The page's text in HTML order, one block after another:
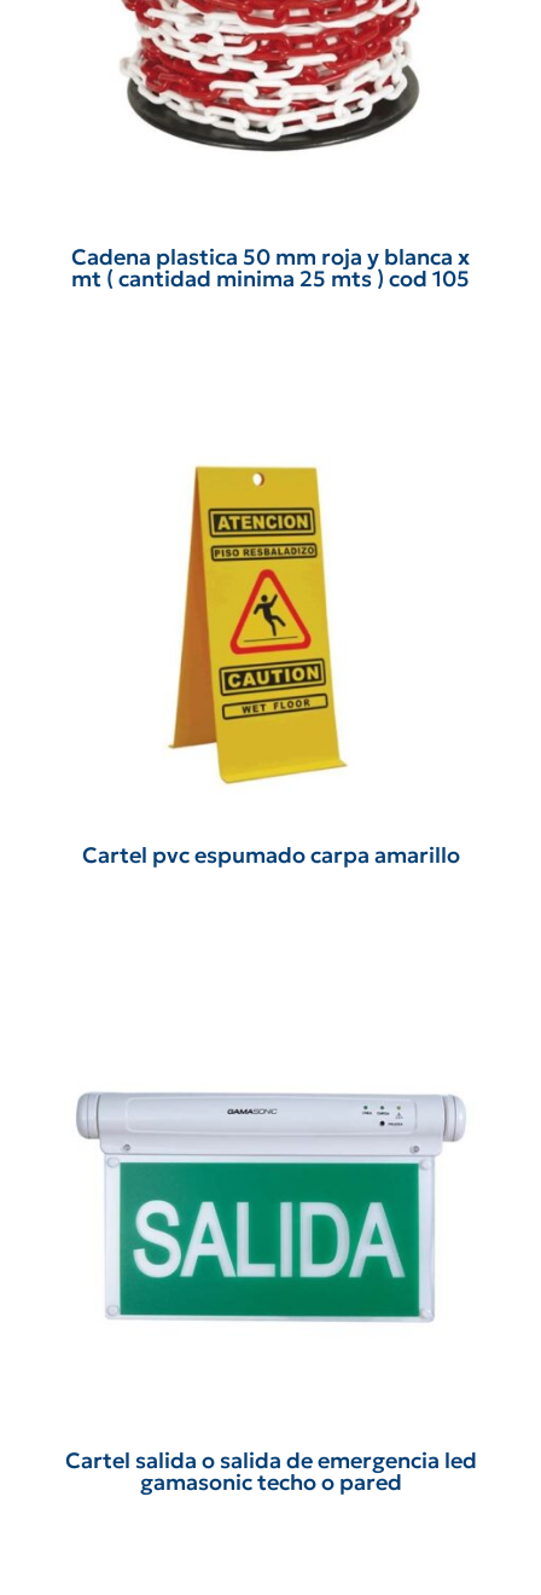
Cadena plastica 50 mm roja y blanca x
mt ( cantidad minima 25 mts ) cod 105
Cartel pvc espumado carpa amarillo
Cartel salida o salida de emergencia led
gamasonic techo o pared